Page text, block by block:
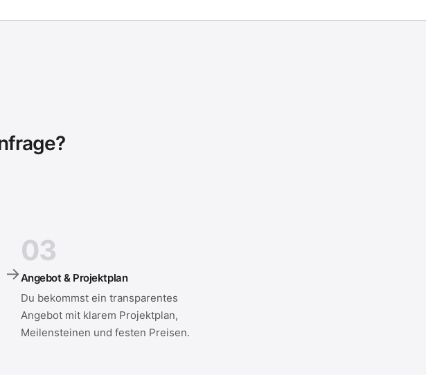
→
03
Angebot & Projektplan
Du bekommst ein transparentes
Angebot mit klarem Projektplan,
Meilensteinen und festen Preisen.